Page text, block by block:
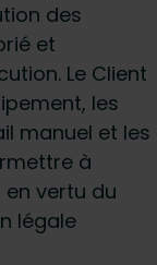
des
et
Le Client
les
manuel et les
à
vertu du
légale